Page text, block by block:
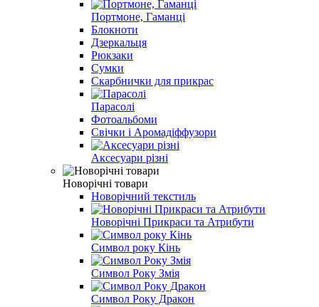
Портмоне, Гаманці
Блокноти
Дзеркальця
Рюкзаки
Сумки
Скарбнички для прикрас
Парасолі
Фотоальбоми
Свічки і Аромадіффузори
Аксесуари різні
Новорічні товари
Новорічний текстиль
Новорічні Прикраси та Атрибути
Символ року Кінь
Символ Року Змія
Символ Року Дракон